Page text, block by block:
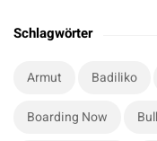
t
a
Schlagwörter
Armut Badiliko
Boarding Now